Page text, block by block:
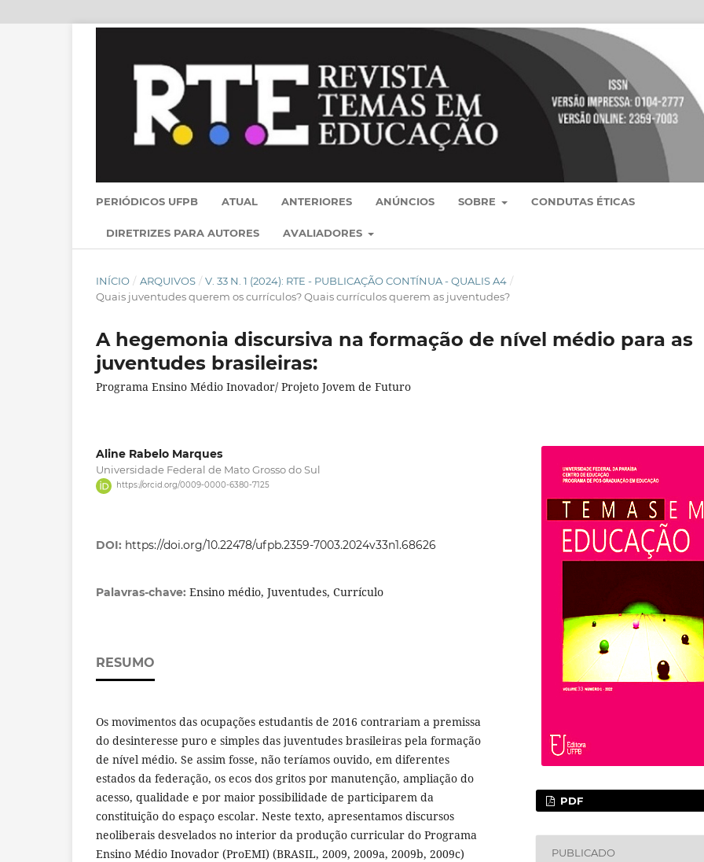
PERIÓDICOS UFPB ATUAL ANTERIORES ANÚNCIOS SOBRE CONDUTAS ÉTICAS
DIRETRIZES PARA AUTORES AVALIADORES
INÍCIO / ARQUIVOS / V. 33 N. 1 (2024): RTE - PUBLICAÇÃO CONTÍNUA - QUALIS A4 /
Quais juventudes querem os currículos? Quais currículos querem as juventudes?
A hegemonia discursiva na formação de nível médio para as
juventudes brasileiras:
Programa Ensino Médio Inovador/ Projeto Jovem de Futuro
Aline Rabelo Marques
Universidade Federal de Mato Grosso do Sul
https://orcid.org/0009-0000-6380-7125
DOI: https://doi.org/10.22478/ufpb.2359-7003.2024v33n1.68626
Palavras-chave: Ensino médio, Juventudes, Currículo
RESUMO
Os movimentos das ocupações estudantis de 2016 contrariam a premissa
do desinteresse puro e simples das juventudes brasileiras pela formação
de nível médio. Se assim fosse, não teríamos ouvido, em diferentes
estados da federação, os ecos dos gritos por manutenção, ampliação do
acesso, qualidade e por maior possibilidade de participarem da
constituição do espaço escolar. Neste texto, apresentamos discursos
neoliberais desvelados no interior da produção curricular do Programa
Ensino Médio Inovador (ProEMI) (BRASIL, 2009, 2009a, 2009b, 2009c)
PDF
PUBLICADO